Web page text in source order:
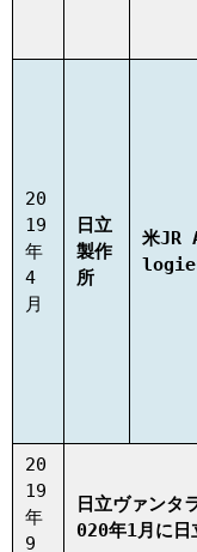
20
19
年
4
月
日立
製作
所
米JR
20
19
年
9
日立ヴァンタ
020年1月に日